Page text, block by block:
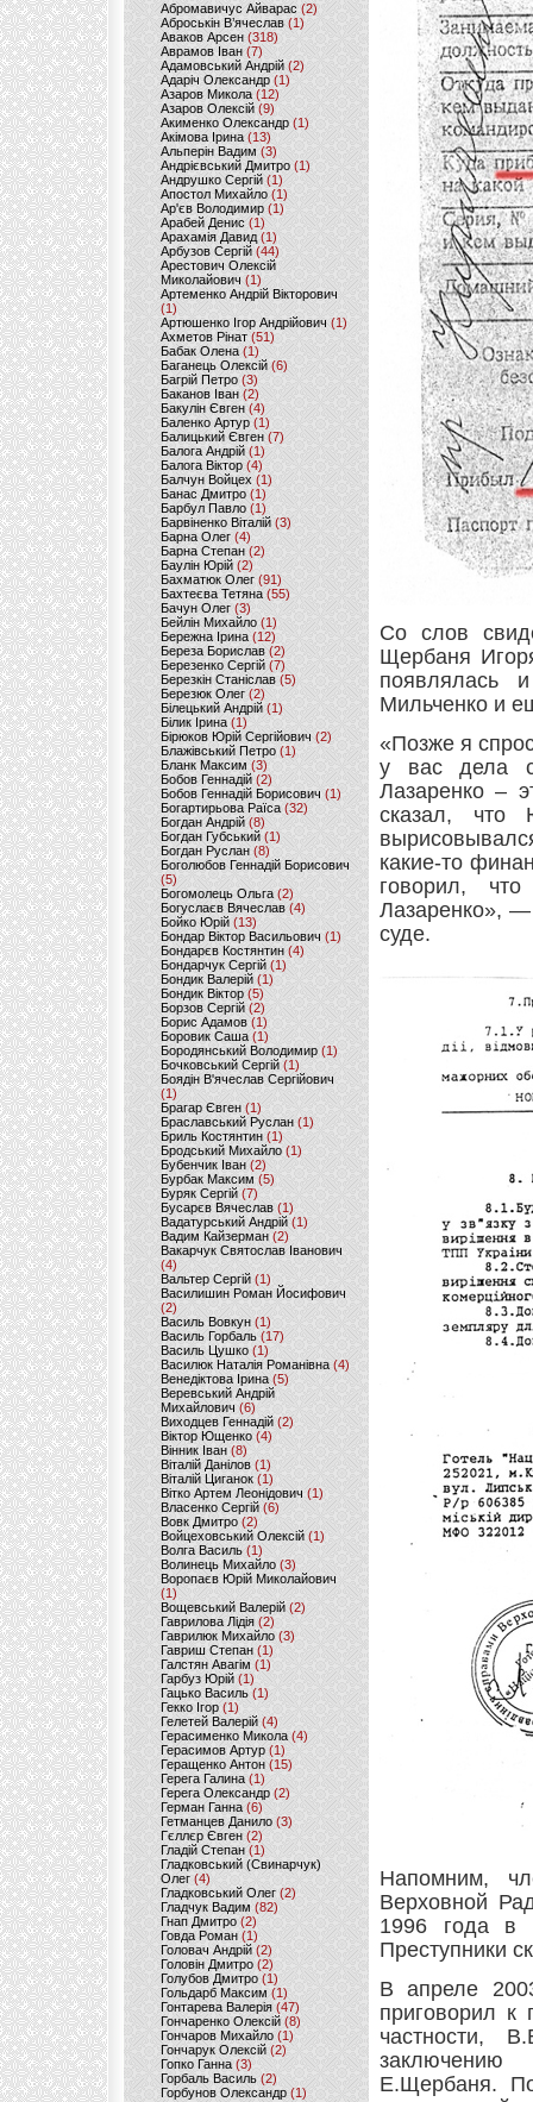
Абромавичус Айварас (2)
Аброськін В’ячеслав(1)
Аваков Арсен (318)
Аврамов Іван (7)
Адамовський Андрій(2)
Адаріч Олександр (1)
Азаров Микола (12)
Азаров Олексій (9)
Акименко Олександр(1)
Акімова Ірина(13)
Альперін Вадим (3)
Андрієвський Дмитро(1)
Андрушко Сергій(1)
Апостол Михайло(1)
Ар'єв Володимир (1)
Арабей Денис(1)
Арахамія Давид (1)
Арбузов Сергій (44)
Арестович Олексій
Миколайович(1)
Артеменко Андрій Вікторович
(1)
Артюшенко Ігор Андрійович(1)
Ахметов Рінат(51)
Бабак Олена(1)
Баганець Олексій(6)
Багрій Петро (3)
Баканов Іван(2)
Бакулін Євген (4)
Баленко Артур(1)
Балицький Євген(7)
Балога Андрій (1)
Балога Віктор (4)
Балчун Войцех (1)
Банас Дмитро (1)
Барбул Павло(1)
Барвіненко Віталій(3)
Барна Олег (4)
Барна Степан (2)
Баулін Юрій (2)
Бахматюк Олег (91)
Бахтеєва Тетяна(55)
Бачун Олег (3)
Бейлін Михайло (1)
Бережна Ірина(12)
Береза Борислав(2)
Березенко Сергій (7)
Березкін Станіслав (5)
Березюк Олег(2)
Білецький Андрій (1)
Білик Ірина (1)
Бірюков Юрій Сергійович (2)
Блажівський Петро (1)
Бланк Максим(3)
Бобов Геннадій (2)
Бобов Геннадій Борисович (1)
Богартирьова Раїса (32)
Богдан Андрій(8)
Богдан Губський (1)
Богдан Руслан(8)
Боголюбов Геннадій Борисович
(5)
Богомолець Ольга (2)
Богуслаєв Вячеслав (4)
Бойко Юрій (13)
Бондар Віктор Васильович (1)
Бондарєв Костянтин (4)
Бондарчук Сергій(1)
Бондик Валерій (1)
Бондик Віктор(5)
Борзов Сергiй (2)
Борис Адамов(1)
Боровик Саша (1)
Бородянський Володимир (1)
Бочковський Сергій (1)
Боядін В'ячеслав Сергійович
(1)
Брагар Євген (1)
Браславський Руслан (1)
Бриль Костянтин (1)
Бродський Михайло (1)
Бубенчик Іван(2)
Бурбак Максим (5)
Буряк Сергій (7)
Бусарєв Вячеслав (1)
Вадатурський Андрій (1)
Вадим Кайзерман (2)
Вакарчук Святослав Іванович
(4)
Вальтер Сергій (1)
Василишин Роман Йосифович
(2)
Василь Вовкун (1)
Василь Горбаль (17)
Василь Цушко (1)
Василюк Наталія Романівна (4)
Венедіктова Ірина(5)
Веревський Андрій
Михайлович (6)
Виходцев Геннадій (2)
Віктор Ющенко (4)
Вінник Іван (8)
Віталій Данілов (1)
Віталій Циганок (1)
Вітко Артем Леонідович(1)
Власенко Сергій (6)
Вовк Дмитро(2)
Войцеховський Олексій(1)
Волга Василь (1)
Волинець Михайло (3)
Воропаєв Юрій Миколайович
(1)
Вощевський Валерій(2)
Гаврилова Лідія (2)
Гаврилюк Михайло (3)
Гавриш Степан (1)
Галстян Авагім (1)
Гарбуз Юрій (1)
Гацько Василь (1)
Гекко Ігор(1)
Гелетей Валерій (4)
Герасименко Микола (4)
Герасимов Артур (1)
Геращенко Антон(15)
Герега Галина (1)
Герега Олександр (2)
Герман Ганна (6)
Гетманцев Данило (3)
Гєллєр Євген (2)
Гладій Степан(1)
Гладковський (Свинарчук)
Олег (4)
Гладковський Олег (2)
Гладчук Вадим (82)
Гнап Дмитро (2)
Говда Роман(1)
Головач Андрій (2)
Головін Дмитро (2)
Голубов Дмитро (1)
Гольдарб Максим(1)
Гонтарева Валерія (47)
Гончаренко Олексій(8)
Гончаров Михайло (1)
Гончарук Олексій (2)
Гопко Ганна (3)
Горбаль Василь (2)
Горбунов Олександр (1)
Со слов
Щербаня
появлялась
Мильченко и
«Позже я
у вас дела
Лазаренко –
сказал,
какие-то
говорил,
Лазаренко»,
суде.
Напомним,
Верховной
1996 года в
Преступники
В апреле
приговорил
частности,
заключению
Е.Щербаня.